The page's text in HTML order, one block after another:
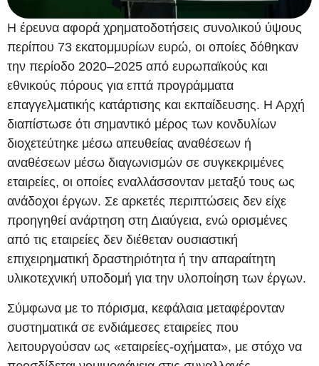
Η έρευνα αφορά χρηματοδοτήσεις συνολικού ύψους
περίπου 73 εκατομμυρίων ευρώ, οι οποίες δόθηκαν
την περίοδο 2020–2025 από ευρωπαϊκούς και
εθνικούς πόρους για επτά προγράμματα
επαγγελματικής κατάρτισης και εκπαίδευσης. Η Αρχή
διαπίστωσε ότι σημαντικό μέρος των κονδυλίων
διοχετεύτηκε μέσω απευθείας αναθέσεων ή
αναθέσεων μέσω διαγωνισμών σε συγκεκριμένες
εταιρείες, οι οποίες εναλλάσσονταν μεταξύ τους ως
ανάδοχοι έργων. Σε αρκετές περιπτώσεις δεν είχε
προηγηθεί ανάρτηση στη Διαύγεια, ενώ ορισμένες
από τις εταιρείες δεν διέθεταν ουσιαστική
επιχειρηματική δραστηριότητα ή την απαραίτητη
υλικοτεχνική υποδομή για την υλοποίηση των έργων.
Σύμφωνα με το πόρισμα, κεφάλαια μεταφέρονταν
συστηματικά σε ενδιάμεσες εταιρείες που
λειτουργούσαν ως «εταιρείες-οχήματα», με στόχο να